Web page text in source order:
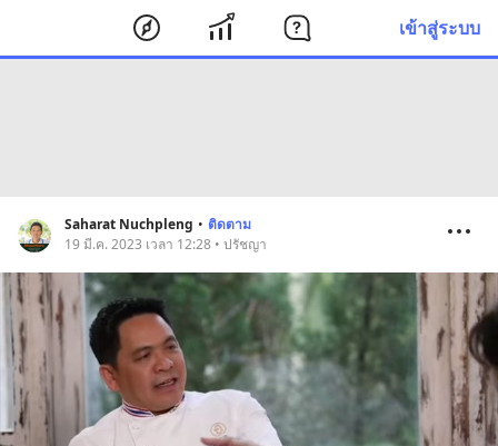
เข้าสู่ระบบ
Saharat Nuchpleng • ติดตาม
19 มี.ค. 2023 เวลา 12:28 • ปรัชญา